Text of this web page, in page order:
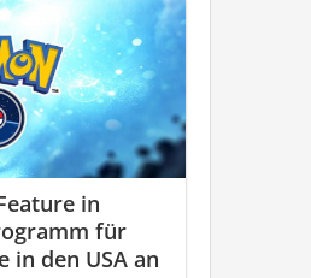
in
für
in den USA an